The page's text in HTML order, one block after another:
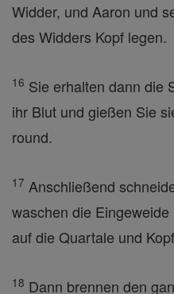
Widder, und Aaron und
des Widders Kopf legen.
16 Sie erhalten dann die
ihr Blut und gießen Sie
round.
17 Anschließend
waschen die
auf die Quartale und
18 Dann brennen den